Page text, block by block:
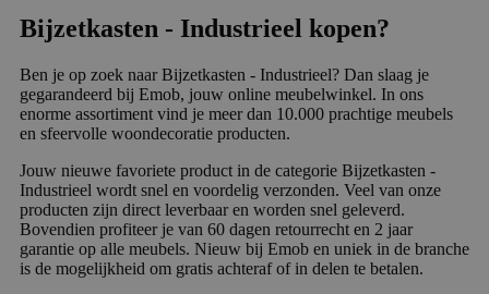
Bijzetkasten - Industrieel kopen?
Ben je op zoek naar Bijzetkasten - Industrieel? Dan slaag je
gegarandeerd bij Emob, jouw online meubelwinkel. In ons
enorme assortiment vind je meer dan 10.000 prachtige meubels
en sfeervolle woondecoratie producten.
Jouw nieuwe favoriete product in de categorie Bijzetkasten -
Industrieel wordt snel en voordelig verzonden. Veel van onze
producten zijn direct leverbaar en worden snel geleverd.
Bovendien profiteer je van 60 dagen retourrecht en 2 jaar
garantie op alle meubels. Nieuw bij Emob en uniek in de branche
is de mogelijkheid om gratis achteraf of in delen te betalen.